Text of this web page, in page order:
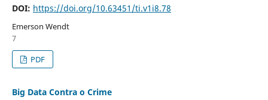
DOI: https://doi.org/10.63451/ti.v1i8.78
Emerson Wendt
7
PDF
Big Data Contra o Crime